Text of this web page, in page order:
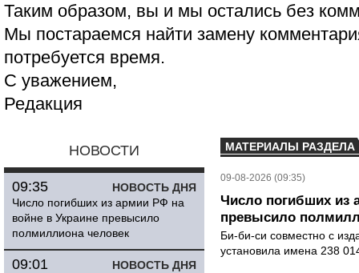
Таким образом, вы и мы остались без
Мы постараемся найти замену
потребуется время.
С уважением,
Редакция
НОВОСТИ
НОВОСТЬ ДНЯ
09:35
Число погибших из армии РФ на
войне в Украине превысило
полмиллиона человек
НОВОСТЬ ДНЯ
09:01
МАТЕРИАЛЫ РАЗДЕЛА
09-08-2026 (09:35)
Число погибших из
превысило
Би-би-си совместно с
установила имена 238